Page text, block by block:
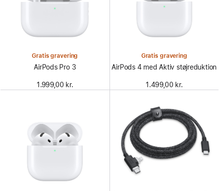
Gratis gravering
AirPods Pro 3
1.999,00 kr.
Gratis gravering
AirPods 4 med Aktiv støjreduktion
1.499,00 kr.